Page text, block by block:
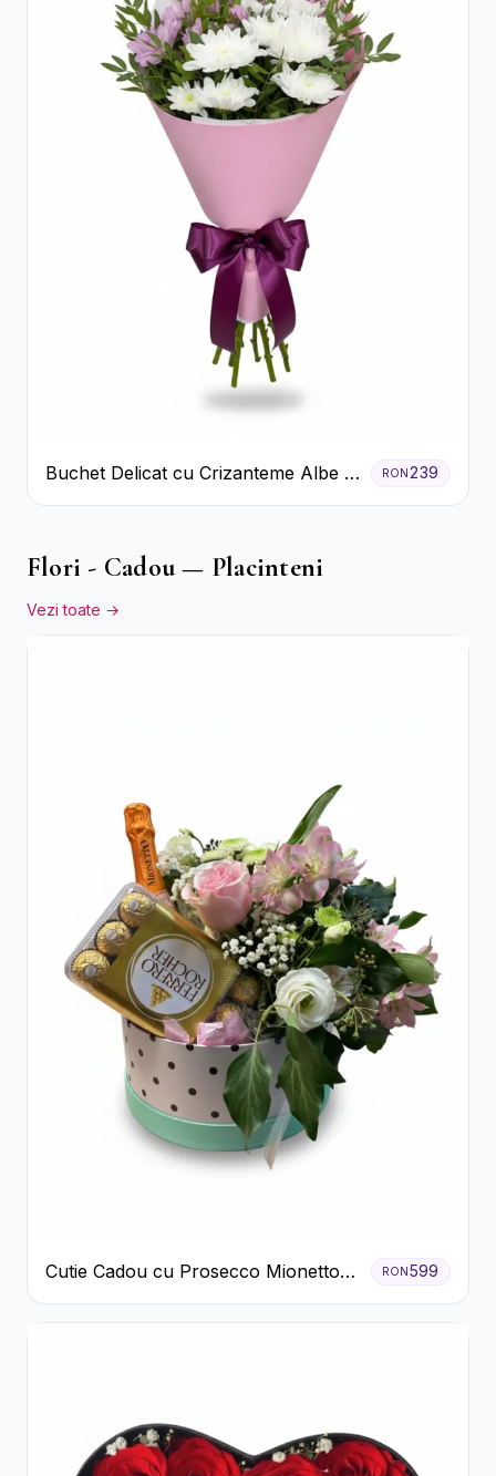
Buchet Delicat cu Crizanteme Albe și
Mov
RON239
Flori - Cadou — Placinteni
Vezi toate →
Cutie Cadou cu Prosecco Mionetto
Ferrero Rocher și Flori Pastelate
RON599